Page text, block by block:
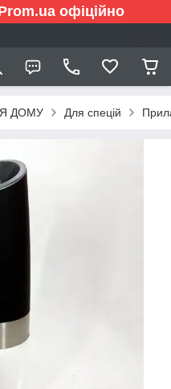
офіційно
ДОМУ Для спецій